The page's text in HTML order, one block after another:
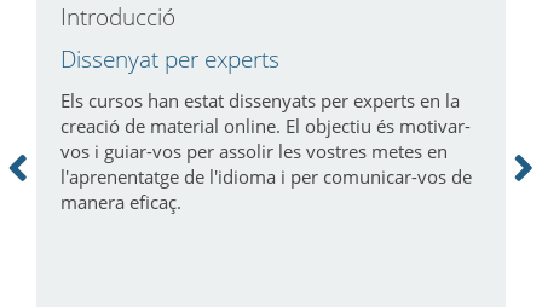
Introducció
Dissenyat per experts
Els cursos han estat dissenyats per experts en la
creació de material online. El objectiu és motivar-
vos i guiar-vos per assolir les vostres metes en
l'aprenentatge de l'idioma i per comunicar-vos de
manera eficaç.